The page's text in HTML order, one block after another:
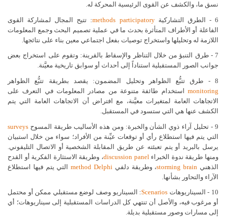
نسق ما، والكشف عن القوى الرئيسية المحركة له.
6 - الطرق التشاركية participatory
methods: تتيح المجال لمشاركة القوى
الفاعلة أو الأطراف المتأثرة بحدث ما في عملية تصميم البحث وجمع المعلومات
اللازمة له وتحليلها واستخراج توصيات بفعل اجتماعي معين بناء على نتائجها.
7 - طرق التنبؤ من خلال التناظر والإسقاط بالقرينة: وتقوم على استخراج بعض
جوانب الصور المستقبلية استناداً إلى أحداث أو سوابق تاريخية معيَّنة.
8 - طرق تتبُّع الظواهر وتحليل المضمون: يقصد بطريقة تتبُّع الظواهر
monitoring استخدام طائفة متنوعة من مصادر المعلومات في التعرف على
الاتجاهات العامة لمتغيرات معيَّنة، مع افتراض أن الاتجاهات العامة التي يتم
الكشف عنها هي التي ستسود في المستقبل.
9 - تحليل آراء ذوي الشأن والخبرة: ومن هذه الأساليب طريقة المسوح
surveys
التي يتم فيها استطلاع رأي أو توقعات عيِّنة من الأفراد؛ سواء من خلال استبيان
يرسل بالبريد أو يتم تعبئته عن طريق المقابلة الشخصية أو الاتصال التليفوني.
ومنها طريقة ندوة الخبراء panel
discussion، وطريقة الاستثارة الفكرية أو القدح
الذهني brain
storming، وطريقة دلفي Delphi
methodالتي يتم فيها استطلاع
الآراء والتحاور بشأنها.
10 - السيناريوهات Scenarios: السيناريو وصف لوضع مستقبلي ممكن أو محتمل
أو مرغوب فيه، والأصل أن تنتهي كل الدراسات المستقبلية إلى سيناريوهات؛ أي
إلى مسارات وصور مستقبلية بديلة.